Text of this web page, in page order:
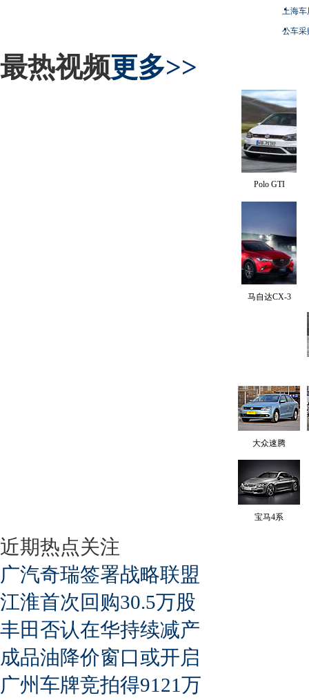
上海
公车采
最热视频更多>>
Polo GTI
马自达CX-3
大众速腾
宝马4系
近期热点关注
广汽奇瑞签署战略联盟
江淮首次回购30.5万股
丰田否认在华持续减产
成品油降价窗口或开启
广州车牌竞拍得9121万